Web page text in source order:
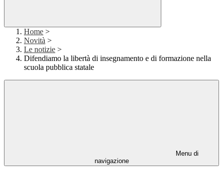
Home >
Novità >
Le notizie >
Difendiamo la libertà di insegnamento e di formazione nella
scuola pubblica statale
Menu di
navigazione